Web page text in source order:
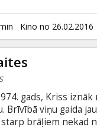
Kino no 26.02.2016
gads, Kriss
Brīvībā viņu gaida
brāļiem nekad